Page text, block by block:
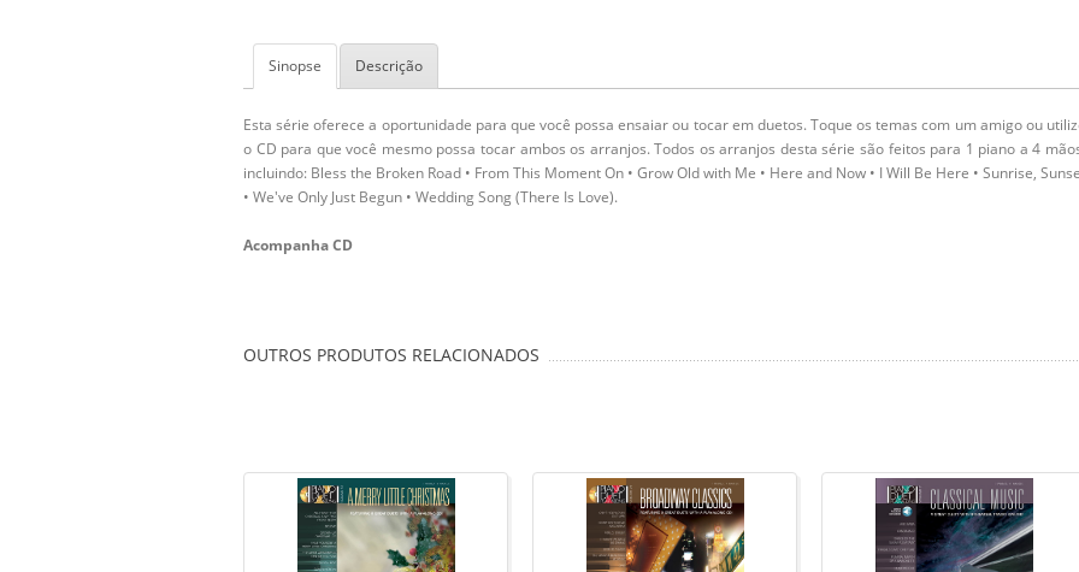
Sinopse Descrição
Esta série oferece a oportunidade para que você possa ensaiar ou tocar em duetos. Toque os temas com um amigo ou
o CD para que você mesmo possa tocar ambos os arranjos. Todos os arranjos desta série são feitos para 1 piano a 4
incluindo: Bless the Broken Road • From This Moment On • Grow Old with Me • Here and Now • I Will Be Here • Sunrise,
• We've Only Just Begun • Wedding Song (There Is Love).
Acompanha CD
OUTROS PRODUTOS RELACIONADOS